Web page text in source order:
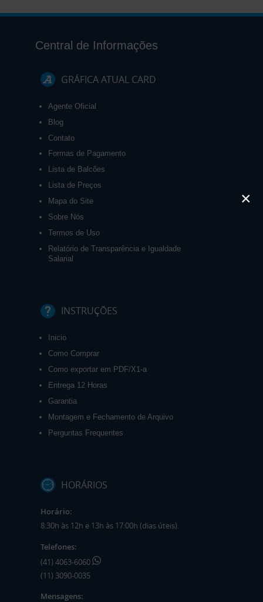
Central de Informações
GRÁFICA ATUAL CARD
Agente Oficial
Blog
Contato
Formas de Pagamento
Lista de Balcões
Lista de Preços
Mapa do Site
Sobre Nós
Termos de Uso
Relatório de Transparência e Igualdade
Salarial
INSTRUÇÕES
Inicio
Como Comprar
Como exportar em PDF/X1-a
Entrega 12 Horas
Garantia
Montagem e Fechamento de Arquivo
Perguntas Frequentes
HORÁRIOS
Horário:
8:30h às 12h e 13h às 17:00h (dias úteis).
Telefones:
(41) 4063-6060
(11) 3090-0035
Mensagens:
×